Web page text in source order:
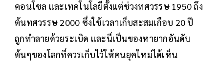
คอนโซล และเทคโนโลยีตั้งแต่ช่วงทศวรรษ 1950 ถึง
ต้นทศวรรษ 2000 ซึ่งใช้เวลาเก็บสะสมเกือบ 20 ปี
ถูกทำลายด้วยระเบิด และนี่เป็นของหายากอันดับ
ต้นๆของโลกที่ควรเก็บไว้ให้คนยุคใหม่ได้เห็น